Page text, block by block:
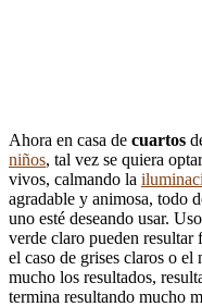
Ahora en casa de cuartos
niños, tal vez se quiera
vivos, calmando la
agradable y animosa, todo
uno esté deseando usar.
verde claro pueden resultar
el caso de grises claros o
mucho los resultados,
termina resultando mucho